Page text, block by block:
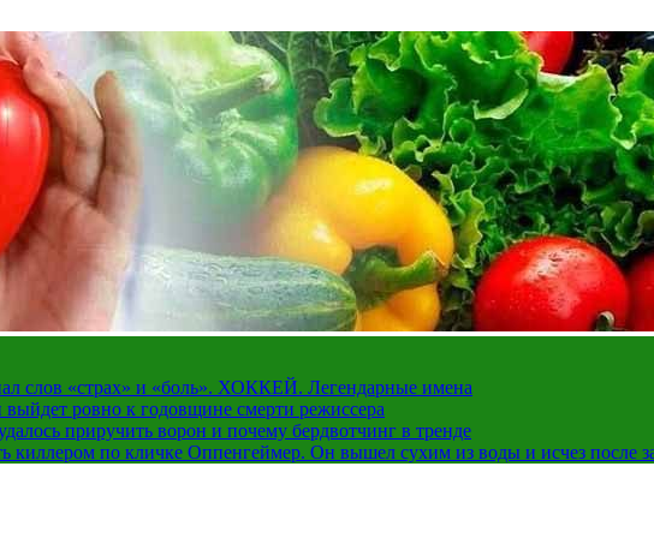
слов «страх» и «боль». ХОККЕЙ. Легендарные имена
ровно к годовщине смерти режиссера
приручить ворон и почему бердвотчинг в тренде
киллером по кличке Оппенгеймер. Он вышел сухим из воды и исчез после